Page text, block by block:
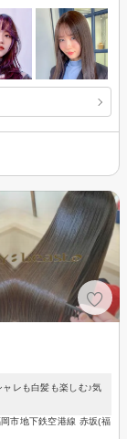
レも白髪も楽しむ♪気
市地下鉄空港線 赤坂(福